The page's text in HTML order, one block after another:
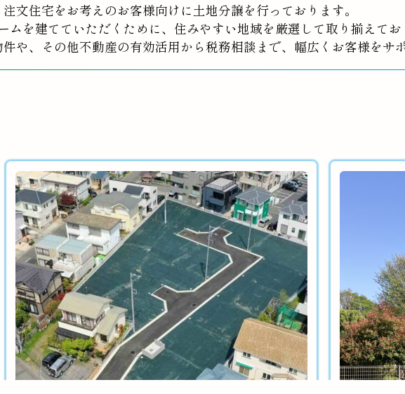
注文住宅をお考えのお客様向けに土地分譲を行っております。
ムを建てていただくために、住みやすい地域を厳選して取り揃えてお
や、その他不動産の有効活用から税務相談まで、幅広くお客様をサ